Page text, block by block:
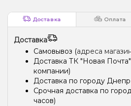
Доставка Оплата
Доставка
Самовывоз (адреса
Доставка ТК "Новая
компании)
Доставка по городу
Срочная доставка по
часов)